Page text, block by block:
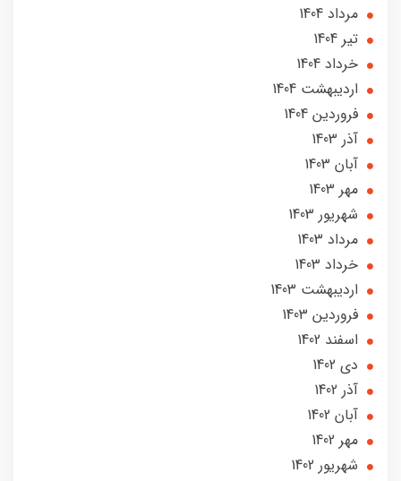
مرداد 1404
تير 1404
خرداد 1404
ارديبهشت 1404
فروردین 1404
آذر 1403
آبان 1403
مهر 1403
شهریور 1403
مرداد 1403
خرداد 1403
ارديبهشت 1403
فروردین 1403
اسفند 1402
دی 1402
آذر 1402
آبان 1402
مهر 1402
شهریور 1402